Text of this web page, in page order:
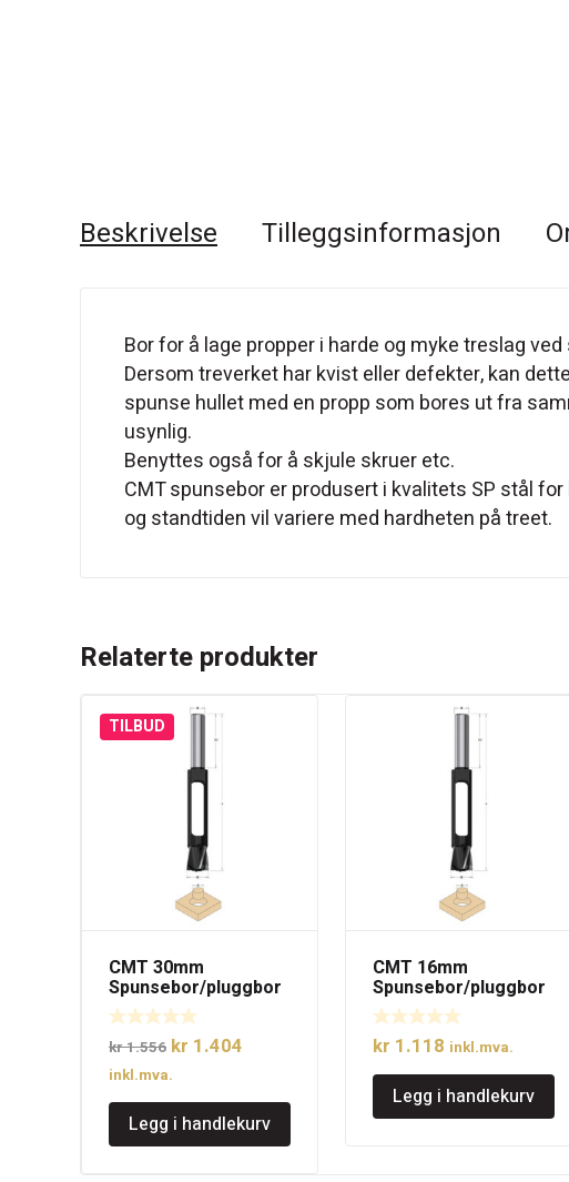
Beskrivelse Tilleggsinformasjon
Bor for å lage propper i harde og myke treslag
Dersom treverket har kvist eller defekter, kan
spunse hullet med en propp som bores ut fra
usynlig.
Benyttes også for å skjule skruer etc.
CMT spunsebor er produsert i kvalitets SP stål
og standtiden vil variere med hardheten på treet.
Relaterte produkter
TILBUD
CMT 30mm
Spunsebor/pluggbor
kr1.556 Opprinnelig
pris
var:
kr 1.556.
kr 1.404
er:
kr 1.404.
inkl.mva.
Legg i handlekurv
CMT 16mm
Spunsebor/pluggbor
kr 1.118 inkl.mva.
Legg i handlekurv